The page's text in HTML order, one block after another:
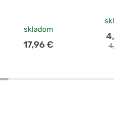
skladom
17,96 €